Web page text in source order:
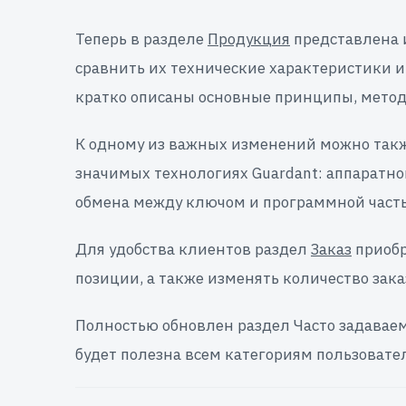
Теперь в разделе Продукция
сравнить их технические
кратко описаны основные принципы,
К одному из важных изменений можно
значимых технологиях Guardant:
обмена между ключом и программной
Для удобства клиентов раздел Заказ
позиции, а также изменять количество
Полностью обновлен раздел Часто
будет полезна всем категориям